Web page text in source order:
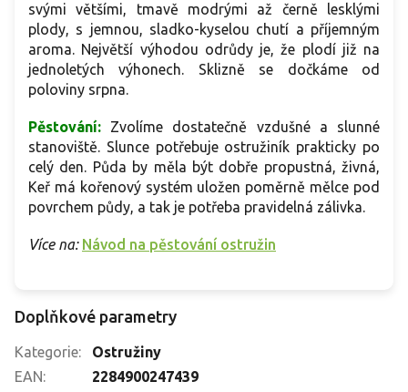
svými většími, tmavě modrými až černě lesklými
plody, s jemnou, sladko-kyselou chutí a příjemným
aroma. Největší výhodou odrůdy je, že plodí již na
jednoletých výhonech. Sklizně se dočkáme od
poloviny srpna.
Pěstování:
Zvolíme dostatečně vzdušné a slunné
stanoviště. Slunce potřebuje ostružiník prakticky po
celý den. Půda by měla být dobře propustná, živná,
Keř má kořenový systém uložen poměrně mělce pod
povrchem půdy, a tak je potřeba pravidelná zálivka.
Více na: Návod na pěstování ostružin
Doplňkové parametry
Kategorie:
Ostružiny
EAN: 2284900247439